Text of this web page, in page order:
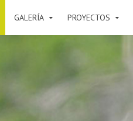
GALERÍA PROYECTOS